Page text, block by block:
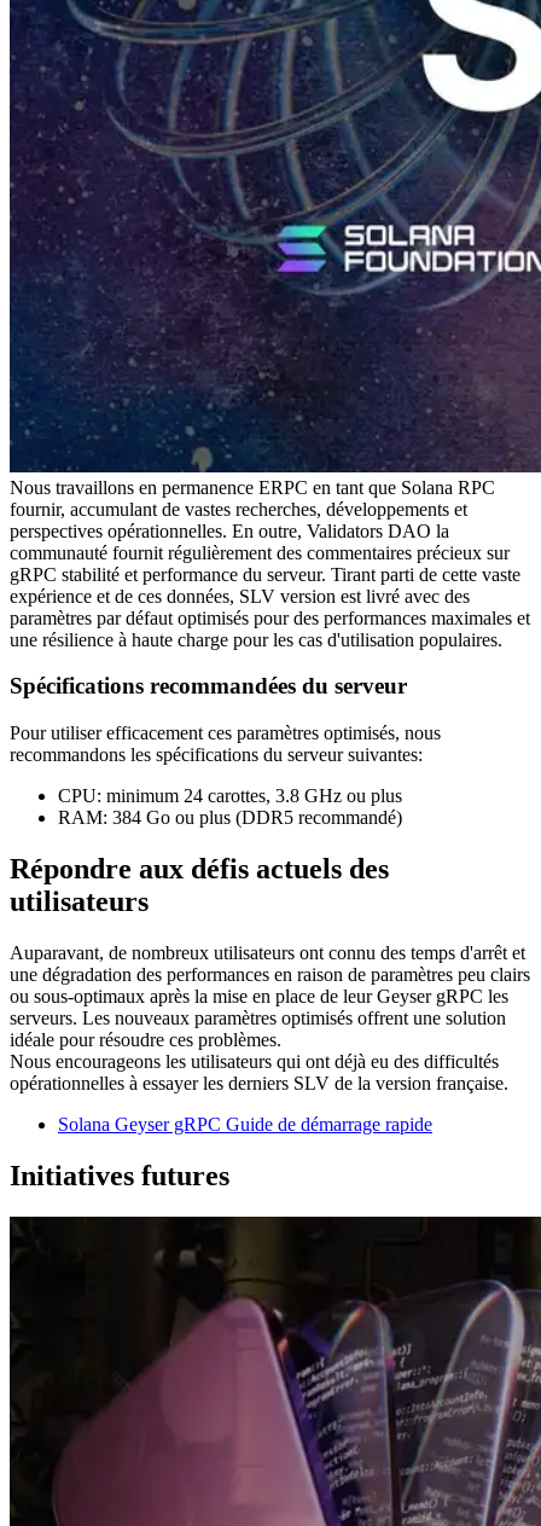
Nous travaillons en permanence ERPC en tant que Solana RPC
fournir, accumulant de vastes recherches, développements et
perspectives opérationnelles. En outre, Validators DAO la
communauté fournit régulièrement des commentaires précieux sur
gRPC stabilité et performance du serveur. Tirant parti de cette vaste
expérience et de ces données, SLV version est livré avec des
paramètres par défaut optimisés pour des performances maximales et
une résilience à haute charge pour les cas d'utilisation populaires.
Spécifications recommandées du serveur
Pour utiliser efficacement ces paramètres optimisés, nous
recommandons les spécifications du serveur suivantes:
CPU: minimum 24 carottes, 3.8 GHz ou plus
RAM: 384 Go ou plus (DDR5 recommandé)
Répondre aux défis actuels des
utilisateurs
Auparavant, de nombreux utilisateurs ont connu des temps d'arrêt et
une dégradation des performances en raison de paramètres peu clairs
ou sous-optimaux après la mise en place de leur Geyser gRPC les
serveurs. Les nouveaux paramètres optimisés offrent une solution
idéale pour résoudre ces problèmes.
Nous encourageons les utilisateurs qui ont déjà eu des difficultés
opérationnelles à essayer les derniers SLV de la version française.
Solana Geyser gRPC Guide de démarrage rapide
Initiatives futures